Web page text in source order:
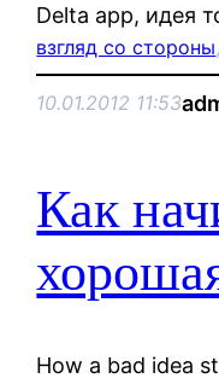
Delta app, идея
взгляд со стороны,
10.01.2012 11:53
Как
How a bad idea